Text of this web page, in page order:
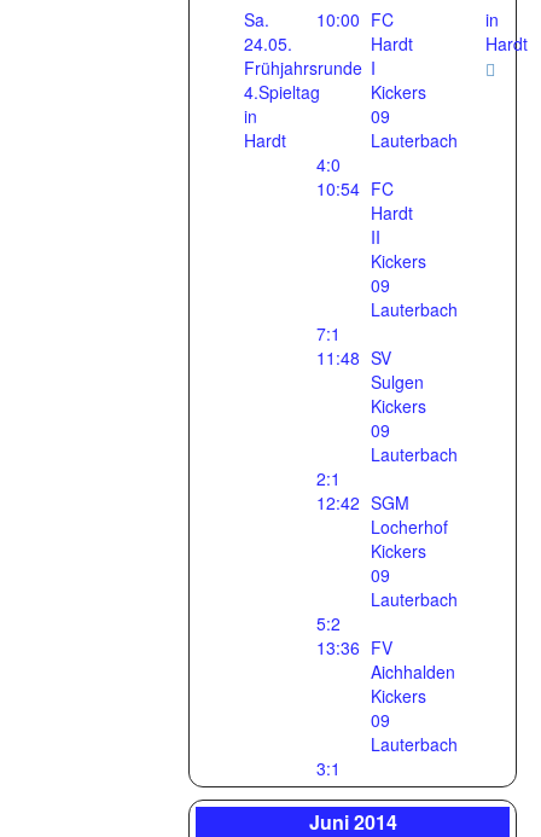
Sa.
24.05.
Frühjahrsrunde
4.Spieltag
in
Hardt
10:00 FC
Hardt
I
Kickers
09
Lauterbach
4:0
10:54 FC
Hardt
II
Kickers
09
Lauterbach
7:1
11:48 SV
Sulgen
Kickers
09
Lauterbach
2:1
12:42 SGM
Locherhof
Kickers
09
Lauterbach
5:2
13:36 FV
Aichhalden
Kickers
09
Lauterbach
3:1
in
Hardt
Juni 2014